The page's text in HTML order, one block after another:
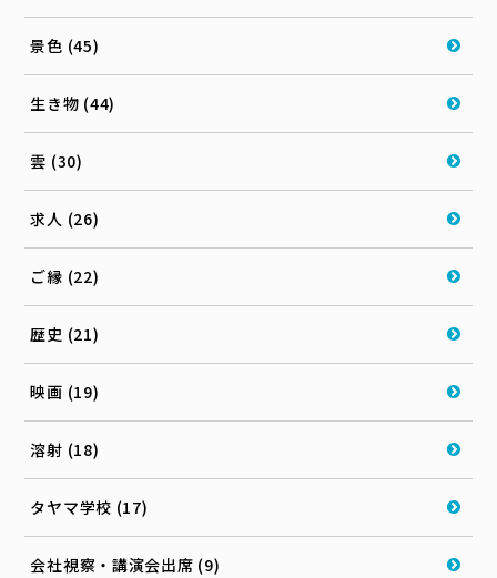
景色 (45)
生き物 (44)
雲 (30)
求人 (26)
ご縁 (22)
歴史 (21)
映画 (19)
溶射 (18)
タヤマ学校 (17)
会社視察・講演会出席 (9)